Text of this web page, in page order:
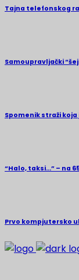
Tajna telefonskog
Samoupravljački
Spomenik straži
“Halo, taksi…” – na
Prvo kompjutersko